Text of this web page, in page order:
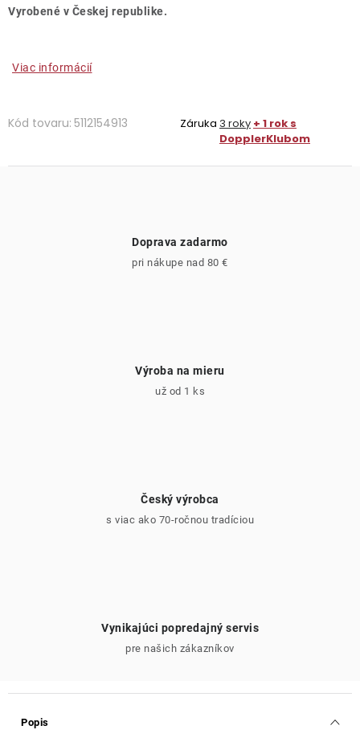
Vyrobené v Českej republike.
Viac informácií
Kód tovaru: 5112154913 Záruka 3 roky + 1 rok s
DopplerKlubom
Doprava zadarmo
pri nákupe nad 80 €
Výroba na mieru
už od 1 ks
Český výrobca
s viac ako 70-ročnou tradíciou
Vynikajúci popredajný servis
pre našich zákazníkov
Popis